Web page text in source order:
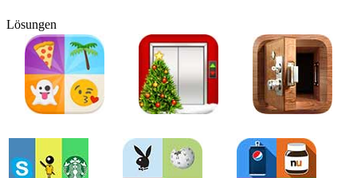
Lösungen